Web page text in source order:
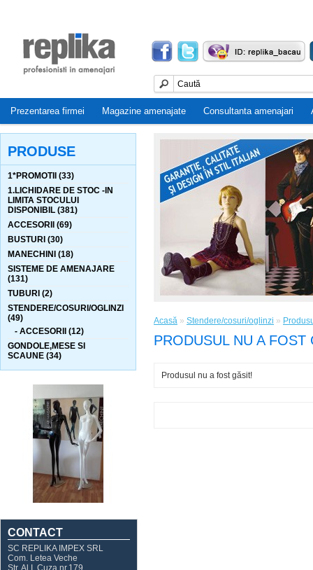
Prezentarea firmei Magazine amenajate Consultanta amenajari
PRODUSE
1*PROMOTII (33)
1.LICHIDARE DE STOC -IN
LIMITA STOCULUI
DISPONIBIL (381)
ACCESORII (69)
BUSTURI (30)
MANECHINI (18)
SISTEME DE AMENAJARE
(131)
TUBURI (2)
STENDERE/COSURI/OGLINZI
(49)
- ACCESORII (12)
GONDOLE,MESE SI
SCAUNE (34)
CONTACT
SC REPLIKA IMPEX SRL
Com. Letea Veche
Str. Al.I. Cuza nr.179
Acasă » Stendere/cosuri/oglinzi »
PRODUSUL NU A FOST
Produsul nu a fost găsit!